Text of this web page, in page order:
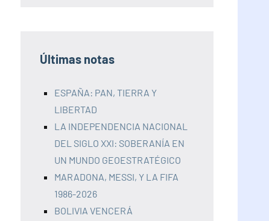
Últimas notas
ESPAÑA: PAN, TIERRA Y
LIBERTAD
LA INDEPENDENCIA NACIONAL
DEL SIGLO XXI: SOBERANÍA EN
UN MUNDO GEOESTRATÉGICO
MARADONA, MESSI, Y LA FIFA
1986-2026
BOLIVIA VENCERÁ